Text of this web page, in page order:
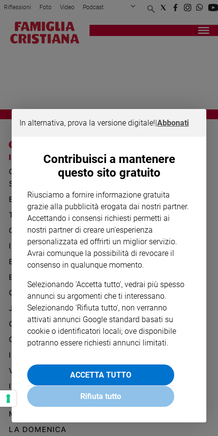
Attualità
Sport
Interviste
Papa
Papa
Chiesa
Chiesa
e
Santi
e
fede
Santo
giorno
Società
e
valori
Riflessioni Foto Video Podcast
Privacy Policy Chi siamo
Registrati Redazione
I SITI SAN PAOLO
GRUPPO EDITORIALE
SAN PAOLO
BENESSERE
TELENOVA
GAZZETTA D'ALBA
IL GIORNALINO
EDICOLA SAN PAOLO
EDIZIONI SAN PAOLO
CREDERE
JESUS
GBABY
G-WEB
I LOVE ENGLISH JUNIOR
VITA PASTORALE
IL COOPERATORE
PAOLINO
MARIA CON TE
LA DOMENICA
NOTE LEGALI
PRIVACY POLICY
WHISTLEBLOWING
SOCIAL
In alternativa, prova la versione digitale!|Abbonati
Contribuisci a mantenere
questo sito gratuito
Riusciamo a fornire informazione gratuita
grazie alla pubblicità erogata dai nostri partner.
Accettando i consensi richiesti permetti ai
nostri partner di creare un'esperienza
personalizzata ed offrirti un miglior servizio.
Avrai comunque la possibilità di revocare il
consenso in qualunque momento.
Selezionando 'Accetta tutto', vedrai più spesso
annunci su argomenti che ti interessano.
Selezionando 'Rifiuta tutto', non verranno
attivati annunci Google standard basati su
cookie o identificatori locali; ove disponibile
potranno essere richiesti annunci limitati.
ACCETTA TUTTO
Rifiuta tutto